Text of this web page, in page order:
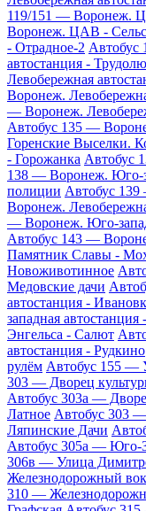
119/151 — Воронеж.
Воронеж. ЦАВ -
- Отрадное-2 Автобус
автостанция -
Левобережная
Воронеж.
— Воронеж.
Автобус 135 —
Горенские Выселки.
- Горожанка Автобус
138 — Воронеж. Юго-
полиции Автобус
Воронеж.
— Воронеж. Юго-
Автобус 143 —
Памятник Славы -
Новоживотинное
Медовские дачи
автостанция -
западная автостанция
Энгельса - Салют
автостанция - Рудкино
рулём Автобус 155 —
303 — Дворец
Автобус 303а —
Латное Автобус 303
Ляпинские Дачи
Автобус 305а — Юго-
306в — Улица
Железнодорожный
310 —